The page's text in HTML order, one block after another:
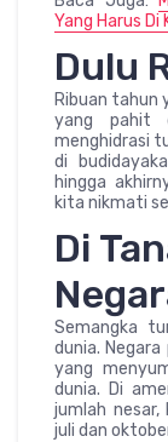
Yang Harus Di
Dulu
Ribuan tahun
yang pahit
menghidrasi
di
hingga
kita nikmati
Di
Semangka
dunia.
yang
dunia. Di
jumlah nesar,
juli dan